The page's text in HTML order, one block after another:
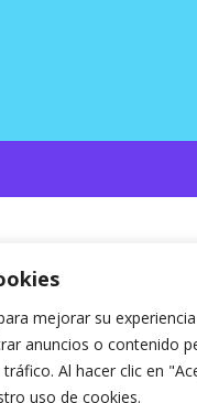
mejorar su
anuncios o contenido
Al hacer clic en
uso de cookies.